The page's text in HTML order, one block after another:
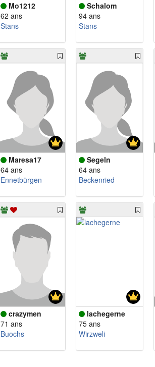
Mo1212
62 ans
Stans
Schalom
94 ans
Stans
Maresa17
64 ans
Ennetbürgen
Segeln
64 ans
Beckenried
crazymen
71 ans
Buochs
lachegerne
75 ans
Wirzweli